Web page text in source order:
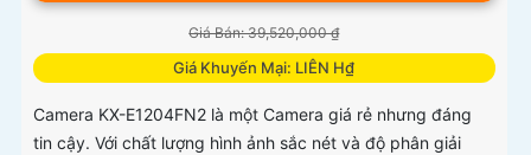
Giá Bán: 39,520,000 ₫
Giá Khuyến Mại: LIÊN H₫
Camera KX-E1204FN2 là một Camera giá rẻ nhưng đáng
tin cậy. Với chất lượng hình ảnh sắc nét và độ phân giải